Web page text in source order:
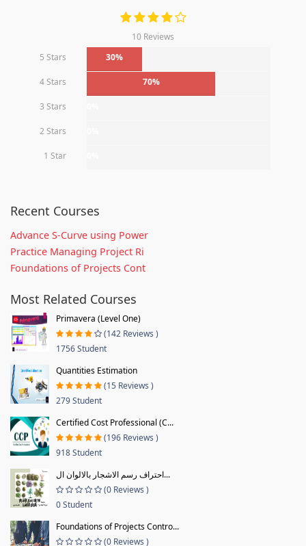
10 Reviews
5 Stars
30%
4 Stars 70%
3 Stars
2 Stars
1 Star
Recent Courses
Advance S-Curve using Power
Practice Managing Project Ri
Foundations of Projects Cont
Most Related Courses
Primavera (Level One)
(142 Reviews )
1756 Student
Quantities Estimation
(15 Reviews )
279 Student
Certified Cost Professional (C...
(196 Reviews )
918 Student
احتراف رسم الاشجار بالالوان ال...
(0 Reviews )
0 Student
Foundations of Projects Contro...
(0 Reviews )